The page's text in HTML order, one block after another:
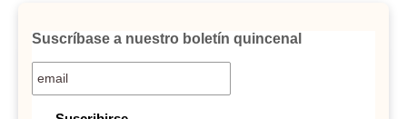
Suscríbase a nuestro boletín quincenal